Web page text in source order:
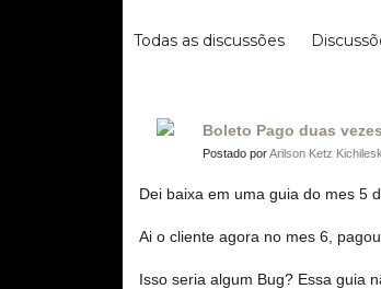
Todas as discussões
Boleto Pago duas vezes
Postado porArilson Ketz
Dei baixa em uma guia do mes 5
Ai o cliente agora no mes 6,
Isso seria algum Bug? Essa guia